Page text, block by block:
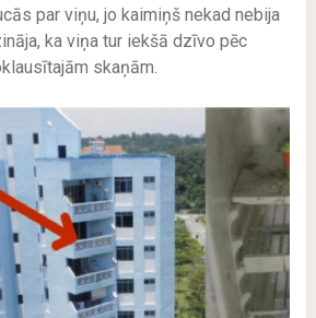
par viņu, jo kaimiņš nekad nebija
ka viņa tur iekšā dzīvo pēc
skaņām.